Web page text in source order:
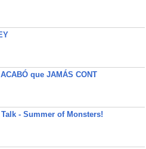
que JAMÁS CONT
- Summer of Monsters!